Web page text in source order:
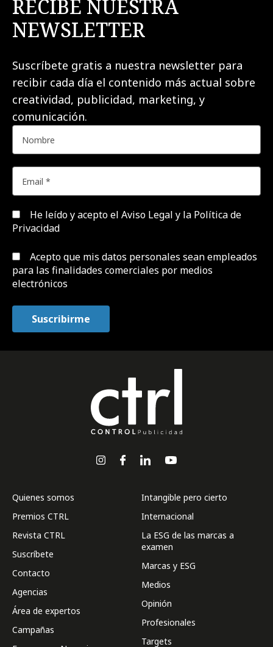
RECIBE NUESTRA
NEWSLETTER
Suscríbete gratis a nuestra newsletter para
recibir cada día el contenido más actual sobre
creatividad, publicidad, marketing, y
comunicación.
He leído y acepto el Aviso Legal y la Política de
Privacidad
Acepto que mis datos personales sean empleados
para las finalidades comerciales por medios
electrónicos
Quienes somos
Premios CTRL
Revista CTRL
Suscríbete
Contacto
Agencias
Área de expertos
Campañas
Intangible pero cierto
Internacional
La ESG de las marcas a
examen
Marcas y ESG
Medios
Opinión
Profesionales
Targets